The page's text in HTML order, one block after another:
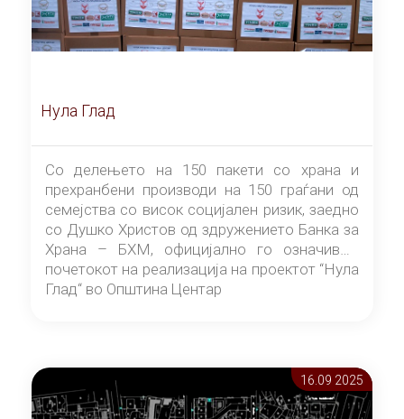
Нула Глад
Со делењето на 150 пакети со храна и
прехранбени производи на 150 граѓани од
семејства со висок социјален ризик, заедно
со Душко Христов од здружението Банка за
Храна – БХМ, официјално го означивме
почетокот на реализација на проектот “Нула
Глад“ во Општина Центар
16.09 2025